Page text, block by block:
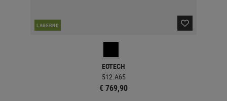
LAGERND
EOTECH
512.A65
€ 769,90